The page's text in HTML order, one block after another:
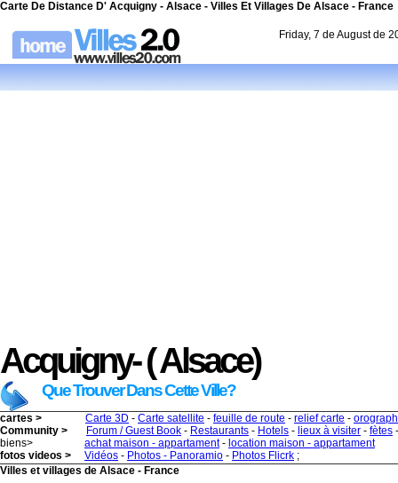
Carte De Distance D' Acquigny - Alsace - Villes Et Villages De Alsace - France
Friday, 7 de August de
Acquigny- ( Alsace)
Que Trouver Dans Cette Ville?
cartes > Carte 3D - Carte satellite - feuille de route - relief carte -
Community >
Forum / Guest Book - Restaurants - Hotels - lieux à visiter - fètes
biens>
achat maison - appartament- location maison - appartament
fotos videos >
Vidéos - Photos - Panoramio - Photos Flicrk ;
Villes et villages de Alsace - France